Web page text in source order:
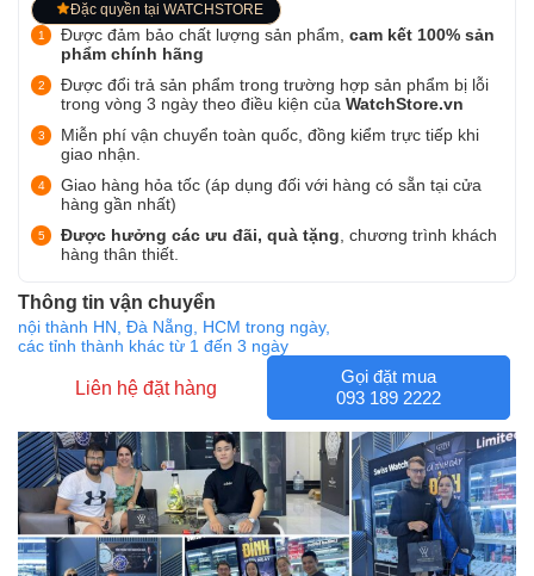
Đặc quyền tại WATCHSTORE
Được đảm bảo chất lượng sản phẩm, cam kết 100% sản
phẩm chính hãng
Được đổi trả sản phẩm trong trường hợp sản phẩm bị lỗi
trong vòng 3 ngày theo điều kiện của WatchStore.vn
Miễn phí vận chuyển toàn quốc, đồng kiểm trực tiếp khi
giao nhận.
Giao hàng hỏa tốc (áp dụng đối với hàng có sẵn tại cửa
hàng gần nhất)
Được hưởng các ưu đãi, quà tặng , chương trình khách
hàng thân thiết.
Thông tin vận chuyển
nội thành HN, Đà Nẵng, HCM trong ngày,
các tỉnh thành khác từ 1 đến 3 ngày
Liên hệ đặt hàng
Gọi đặt mua
093 189 2222